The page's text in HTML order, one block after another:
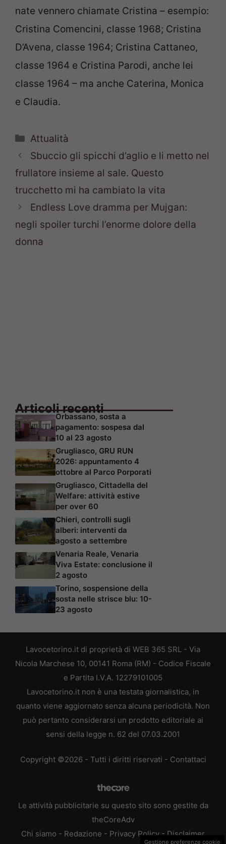
nate vennero chiamate Cristina – esempio:
Cristina Comencini, classe 1968; Cristina
D’Avena, classe 1964; Cristina Cattaneo,
classe 1964 e Cristina Parodi, anche lei
classe 1964 – ma anche Caterina, Monica
e Claudia.
Categorie
Attualità
Sbuccio gli spicchi d’aglio e li metto nel
frullatore insieme al sale. Questo
trucchetto mi ha cambiato la vita
Endless Love dramma per Mujgan:
negli spoiler turchi l’enorme dolore della
donna
Articoli recenti
Orbassano, sosta a
pagamento: sospesa dal
10 al 23 agosto
Grugliasco, GRU RUN
2026: appuntamento 4
ottobre al Parco Porporati
Grugliasco, Cittadella del
Welfare: attività estive
per over 60
Chieri, controlli sugli
alberi: interventi da
agosto a settembre
Venaria Reale, Venaria
Viva Estate: conclusione il
2 agosto
Torino, sospensione della
sosta nelle strisce blu: 10-
23 agosto
Lavocetorino.it di proprietà di WEB 365 SRL - Via
Nicola Marchese 10, 00141 Roma (RM) - Codice Fiscale
e Partita I.V.A. 12279101005
Lavocetorino.it non è una testata giornalistica, in
quanto viene aggiornato senza alcuna periodicità. Non
può pertanto considerarsi un prodotto editoriale ai
sensi della legge n. 62 del 07.03.2001
Copyright ©2026 - Tutti i diritti riservati - Contattaci
Le attività pubblicitarie su questo sito sono gestite da
theCoreAdv
Chi siamo - Redazione - Privacy Policy - Disclaimer
Gestione preferenze cookie